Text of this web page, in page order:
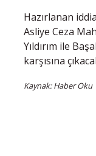
Hazırlanan
Asliye Ceza
Yıldırım ile
karşısına
Kaynak: Haber Oku